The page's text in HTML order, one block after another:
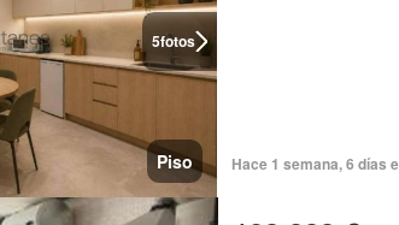
5fotos
Piso Hace 1 semana, 6 días